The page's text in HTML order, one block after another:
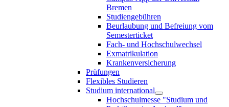
Bremen
Studiengebühren
Beurlaubung und Befreiung vom
Semesterticket
Fach- und Hochschulwechsel
Exmatrikulation
Krankenversicherung
Prüfungen
Flexibles Studieren
Studium international
Hochschulmesse "Studium und